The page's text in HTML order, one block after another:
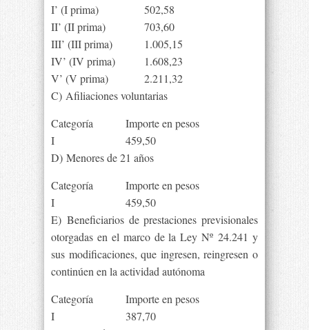
I’ (I prima)
502,58
II’ (II prima)
703,60
III’ (III prima)
1.005,15
IV’ (IV prima)
1.608,23
V’ (V prima)
2.211,32
C) Afiliaciones voluntarias
Categoría
Importe en pesos
I
459,50
D) Menores de 21 años
Categoría
Importe en pesos
I
459,50
E) Beneficiarios de prestaciones previsionales
otorgadas en el marco de la Ley Nº 24.241 y
sus modificaciones, que ingresen, reingresen o
continúen en la actividad autónoma
Categoría
Importe en pesos
I
387,70